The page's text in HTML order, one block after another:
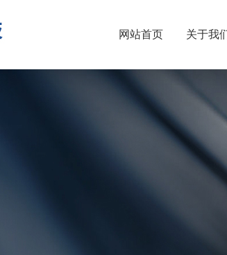
网站首页 关于我